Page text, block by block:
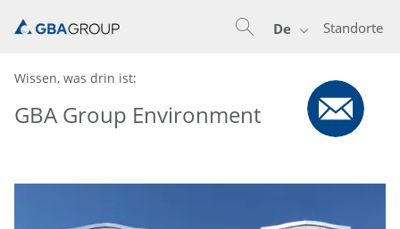
Standorte
De
Wissen, was drin ist:
GBA Group Environment